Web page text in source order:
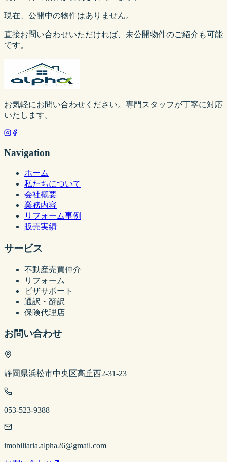
現在、公開中の物件はありません。
直接お問い合わせいただければ、未公開物件のご紹介も可能
です。
お気軽にお問い合わせください。専門スタッフが丁寧に対応
いたします。
Navigation
ホーム
私たちについて
会社概要
業務内容
リフォーム事例
販売実績
サービス
不動産売買仲介
リフォーム
ビザサポート
通訳・翻訳
保険代理店
お問い合わせ
静岡県浜松市中央区高丘西2-31-23
053-523-9388
imobiliaria.alpha26@gmail.com